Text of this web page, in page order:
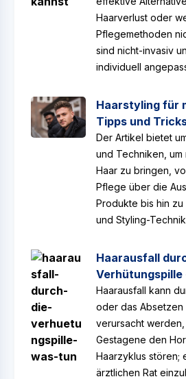
Haarverlust oder
Pflegemethoden
sind nicht-invasiv
individuell
Haarstyling für
Tipps und
Der Artikel bietet
und Techniken, um
Haar zu bringen,
Pflege über die
Produkte bis hin
und Styling-
Haarausfall
Verhütungspille
Haarausfall kann
oder das Absetzen
verursacht
Gestagene den
Haarzyklus stören;
ärztlichen Rat